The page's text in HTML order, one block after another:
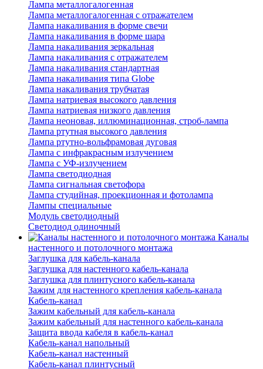
Лампа металлогалогенная
Лампа металлогалогенная с отражателем
Лампа накаливания в форме свечи
Лампа накаливания в форме шара
Лампа накаливания зеркальная
Лампа накаливания с отражателем
Лампа накаливания стандартная
Лампа накаливания типа Globe
Лампа накаливания трубчатая
Лампа натриевая высокого давления
Лампа натриевая низкого давления
Лампа неоновая, иллюминационная, строб-лампа
Лампа ртутная высокого давления
Лампа ртутно-вольфрамовая дуговая
Лампа с инфракрасным излучением
Лампа с УФ-излучением
Лампа светодиодная
Лампа сигнальная светофора
Лампа студийная, проекционная и фотолампа
Лампы специальные
Модуль светодиодный
Светодиод одиночный
Каналы
настенного и потолочного монтажа
Заглушка для кабель-канала
Заглушка для настенного кабель-канала
Заглушка для плинтусного кабель-канала
Зажим для настенного крепления кабель-канала
Кабель-канал
Зажим кабельный для кабель-канала
Зажим кабельный для настенного кабель-канала
Защита ввода кабеля в кабель-канал
Кабель-канал напольный
Кабель-канал настенный
Кабель-канал плинтусный